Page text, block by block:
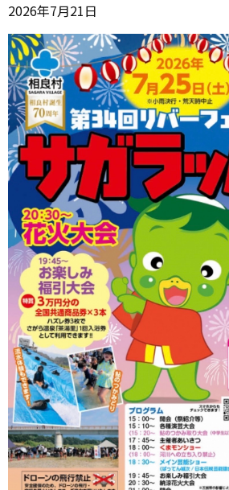
2026年7月21日